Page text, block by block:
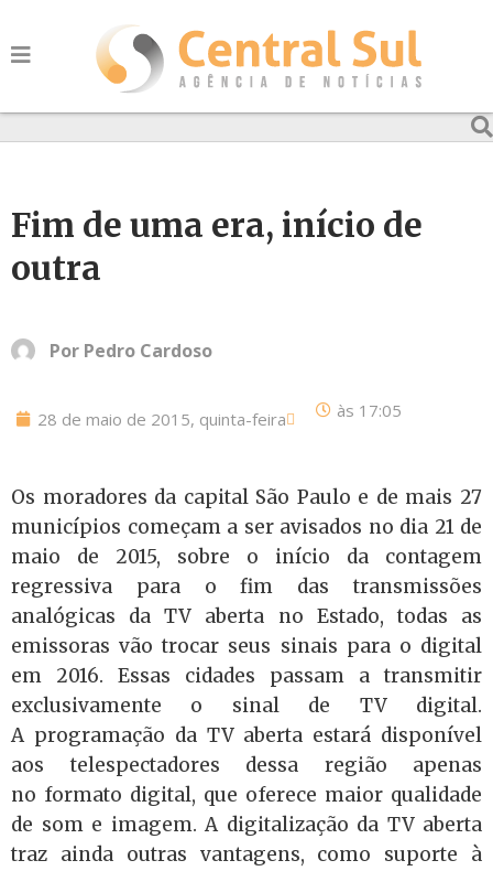
Fim de uma era, início de
outra
Por Pedro Cardoso
28 de maio de 2015, quinta-feira às 17:05
Os moradores da capital São Paulo e de mais 27
municípios começam a ser avisados no dia 21 de
maio de 2015, sobre o início da contagem
regressiva para o fim das transmissões
analógicas da TV aberta no Estado, todas as
emissoras vão trocar seus sinais para o digital
em 2016. Essas cidades passam a transmitir
exclusivamente o sinal de TV digital.
A programação da TV aberta estará disponível
aos telespectadores dessa região apenas
no formato digital, que oferece maior qualidade
de som e imagem. A digitalização da TV aberta
traz ainda outras vantagens, como suporte à